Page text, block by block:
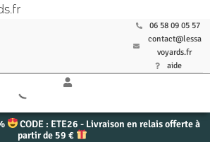
06 58 09 05 57
contact@lessa
voyards.fr
aide
CODE : ETE26 - Livraison en relais offerte à
partir de 59 €